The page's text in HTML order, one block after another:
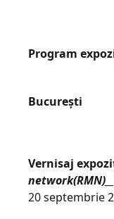
Program
București
Vernisaj
network(RMN)__
20 septembrie